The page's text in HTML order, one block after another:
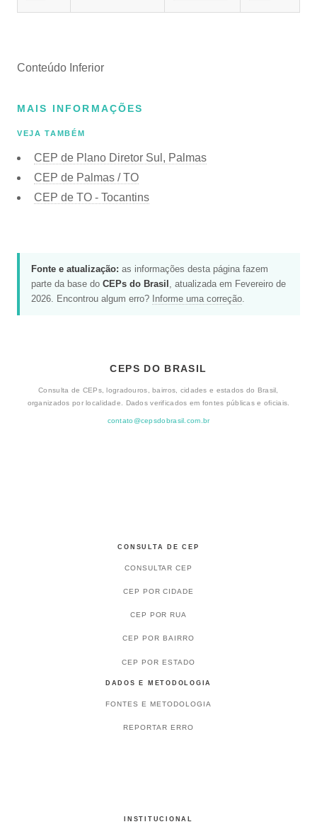
Conteúdo Inferior
MAIS INFORMAÇÕES
VEJA TAMBÉM
CEP de Plano Diretor Sul, Palmas
CEP de Palmas / TO
CEP de TO - Tocantins
Fonte e atualização: as informações desta página fazem
parte da base do CEPs do Brasil , atualizada em Fevereiro de
2026. Encontrou algum erro? Informe uma correção.
CEPS DO BRASIL
Consulta de CEPs, logradouros, bairros, cidades e estados do Brasil,
organizados por localidade. Dados verificados em fontes públicas e oficiais.
contato@cepsdobrasil.com.br
CONSULTA DE CEP
CONSULTAR CEP
CEP POR CIDADE
CEP POR RUA
CEP POR BAIRRO
CEP POR ESTADO
DADOS E METODOLOGIA
FONTES E METODOLOGIA
REPORTAR ERRO
INSTITUCIONAL